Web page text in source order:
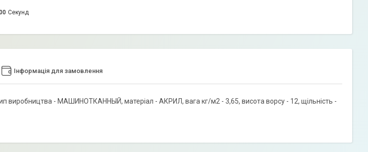
0 Секунд
Інформація для замовлення
виробництва - МАШИНОТКАННЫЙ, матеріал - АКРИЛ, вага кг/м2 - 3,65, висота ворсу - 12, щільність -